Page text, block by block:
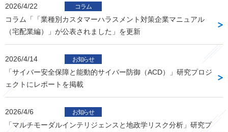
2026/4/22 コラム
コラム「「業種別カスタマーハラスメント対策企業マニュアル
（宅配業編）」が公表されました」を更新
2026/4/14 お知らせ
「サイバー安全保障と能動的サイバー防御（ACD）」研究プロジ
ェクトにレポートを掲載
2026/4/6 お知らせ
「マルチモーダルインテリジェンスと地政学リスク分析」研究プ